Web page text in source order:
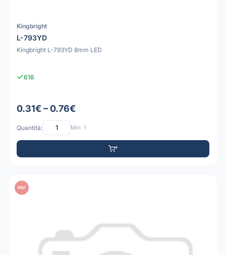
Kingbright
L-793YD
Kingbright L-793YD 8mm LED
616
0.31€ – 0.76€
Quantità: Min: 1
PDF